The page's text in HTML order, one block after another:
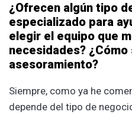
¿Ofrecen algún tipo
especializado para
elegir el equipo que
necesidades?
asesoramiento?
Siempre, como ya he
depende del tipo de